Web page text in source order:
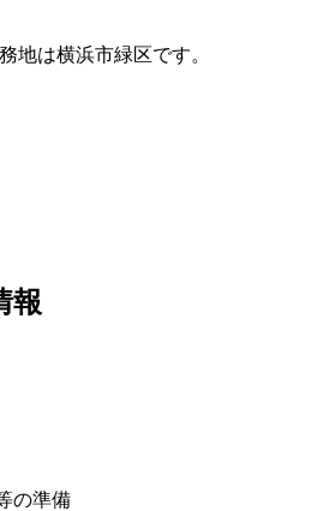
地は横浜市緑区です。
報
の準備